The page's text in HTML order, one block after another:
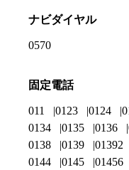
ナビダイヤル
0570
固定電話
011 0123 0124
0134
0135 0136
0138
0139 01392
0144
0145 01456